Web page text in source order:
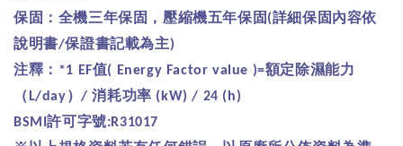
保固：全機三年保固，壓縮機五年保固 (詳細保固內容依
說明書/保證書記載為主)
注釋： *1 EF值( Energy Factor value )=額定除濕能力
（ L/day） /消耗功率 (kW) / 24 (h)
BSMI許可字號:R31017